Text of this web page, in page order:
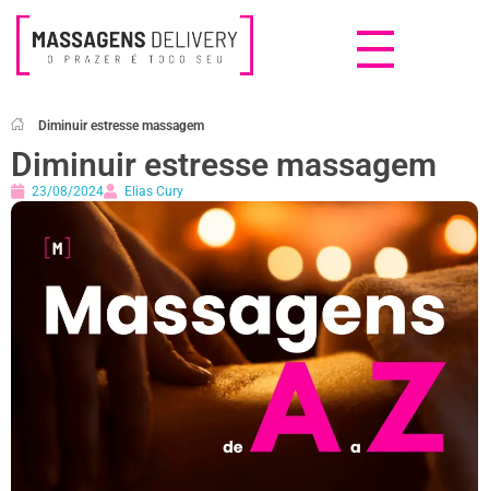
Diminuir estresse massagem
Diminuir estresse massagem
23/08/2024 Elias Cury